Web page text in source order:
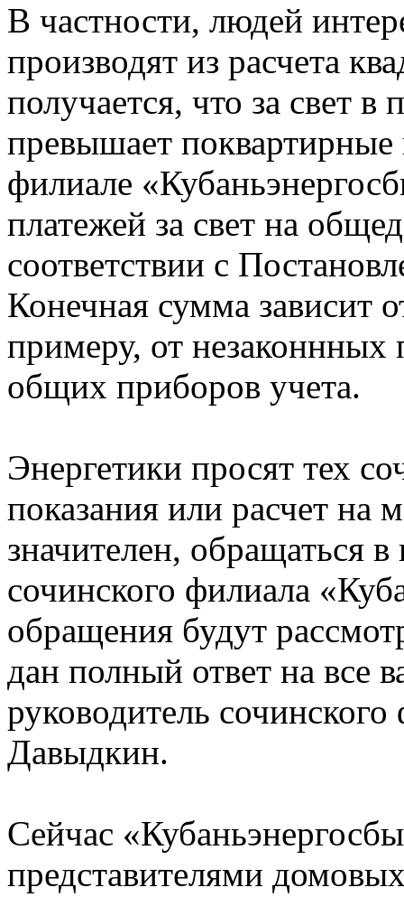
В частности, людей
производят из расчета
получается, что за свет
превышает поквартирные
филиале
платежей за свет на
соответствии с
Конечная сумма зависит
примеру, от
общих приборов учета.
Энергетики просят тех
показания или расчет на
значителен, обращаться
сочинского филиала
обращения будут
дан полный ответ на
руководитель
Давыдкин.
Сейчас
представителями